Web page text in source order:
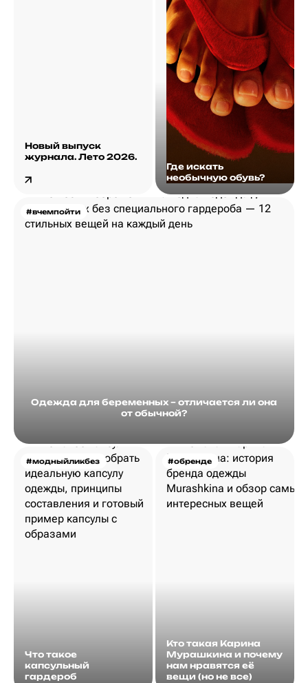
Новый выпуск
журнала. Лето 2026.
Где искать
необычную обувь?
#вчемпойти
Одежда для беременных – отличается ли она
от обычной?
#модныйликбез
Что такое
капсульный
гардероб
#обренде
Кто такая Карина
Мурашкина и почему
нам нравятся её
вещи (но не все)